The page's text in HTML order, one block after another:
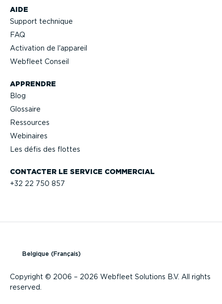
CONTACTER LE SERVICE COMMERCIAL
+32 22 750 857
AIDE
Support technique
FAQ
Activation de l'appareil
Webfleet Conseil
APPRENDRE
Blog
Glossaire
Ressources
Webinaires
Les défis des flottes
Copyright © 2006 – 2026 Webfleet Solutions B.V. All rights
reserved.
Belgique (Français)